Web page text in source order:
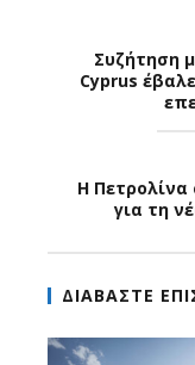
Συζήτηση
Cyprus
Η Πετρολίνα
για τη
ΔΙΑΒΑΣΤΕ